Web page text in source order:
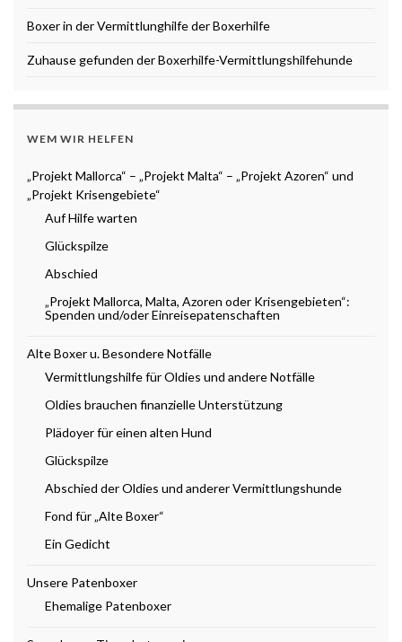
Boxer in der Vermittlunghilfe der Boxerhilfe
Zuhause gefunden der Boxerhilfe-Vermittlungshilfehunde
WEM WIR HELFEN
„Projekt Mallorca“ – „Projekt Malta“ – „Projekt Azoren“ und
„Projekt Krisengebiete“
Auf Hilfe warten
Glückspilze
Abschied
„Projekt Mallorca, Malta, Azoren oder Krisengebieten“:
Spenden und/oder Einreisepatenschaften
Alte Boxer u. Besondere Notfälle
Vermittlungshilfe für Oldies und andere Notfälle
Oldies brauchen finanzielle Unterstützung
Plädoyer für einen alten Hund
Glückspilze
Abschied der Oldies und anderer Vermittlungshunde
Fond für „Alte Boxer“
Ein Gedicht
Unsere Patenboxer
Ehemalige Patenboxer